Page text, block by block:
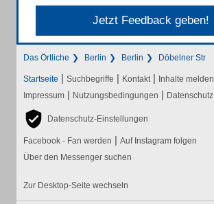
Jetzt Feedback geben!
Das Örtliche Berlin Berlin Döbelner Str
Startseite | Suchbegriffe | Kontakt | Inhalte melden
Impressum | Nutzungsbedingungen | Datenschutz
Datenschutz-Einstellungen
Facebook - Fan werden | Auf Instagram folgen
Über den Messenger suchen
Zur Desktop-Seite wechseln